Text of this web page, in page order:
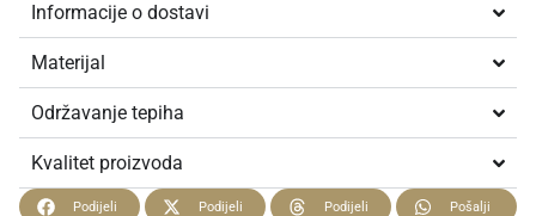
Informacije o dostavi
Materijal
Održavanje tepiha
Kvalitet proizvoda
Podijeli Podijeli Podijeli Pošalji